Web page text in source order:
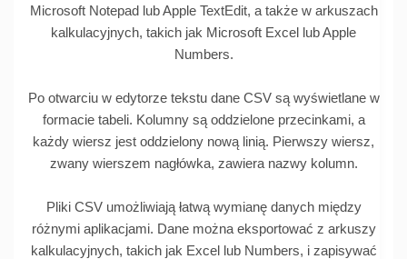
Microsoft Notepad lub Apple TextEdit, a także w arkuszach
kalkulacyjnych, takich jak Microsoft Excel lub Apple
Numbers.
Po otwarciu w edytorze tekstu dane CSV są wyświetlane w
formacie tabeli. Kolumny są oddzielone przecinkami, a
każdy wiersz jest oddzielony nową linią. Pierwszy wiersz,
zwany wierszem nagłówka, zawiera nazwy kolumn.
Pliki CSV umożliwiają łatwą wymianę danych między
różnymi aplikacjami. Dane można eksportować z arkuszy
kalkulacyjnych, takich jak Excel lub Numbers, i zapisywać